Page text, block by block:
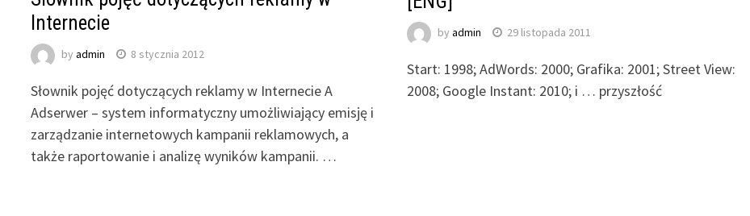
Internecie
byadmin 8 stycznia 2012
Słownik pojęć dotyczących reklamy w Internecie A
Adserwer – system informatyczny umożliwiający emisję i
zarządzanie internetowych kampanii reklamowych, a
także raportowanie i analizę wyników kampanii. …
by admin 29 listopada 2011
Start: 1998; AdWords: 2000; Grafika: 2001; Street View:
2008; Google Instant: 2010; i … przyszłość